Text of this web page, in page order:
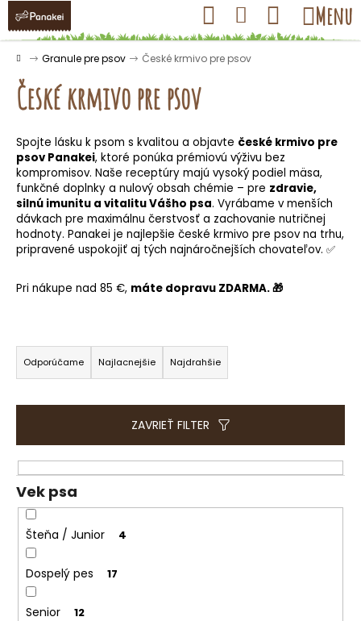
Prejsť
obsah
Hľadať Prihlásenie
Nákupný
košík
Menu
Domov
Granule pre psov České krmivo pre psov
České krmivo pre psov
Spojte lásku k psom s kvalitou a objavte české krmivo pre
psov Panakei, ktoré ponúka prémiovú výživu bez
kompromisov. Naše receptúry majú vysoký podiel mäsa,
funkčné doplnky a nulový obsah chémie – pre zdravie,
silnú imunitu a vitalitu Vášho psa. Vyrábame v menších
dávkach pre maximálnu čerstvosť a zachovanie nutričnej
hodnoty. Panakei je najlepšie české krmivo pre psov na trhu,
pripravené uspokojiť aj tých najnáročnejších chovateľov. ✅
Pri nákupe nad 85 €, máte dopravu ZDARMA.🎁
R
a
d
e
i
e
p
r
o
d
u
k
Odporúčame Najlacnejšie Najdrahšie
ZAVRIEŤ FILTER
Vek psa
Šteňa / Junior 4
Dospelý pes 17
Senior 12
K
o Späť
Späť
Č
o
p
o
t
r
e
j
e
t
e
á
j
s
ť
?